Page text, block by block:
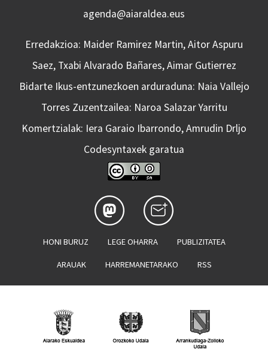
agenda@aiaraldea.eus
Erredakzioa: Maider Ramirez Martin, Aitor Aspuru
Saez, Txabi Alvarado Bañares, Aimar Gutierrez
Bidarte Ikus-entzunezkoen arduraduna: Naia Vallejo
Torres Zuzentzailea: Naroa Salazar Yarritu
Komertzialak: Iera Garaio Ibarrondo, Amrudin Drljo
Codesyntaxek garatua
HONI BURUZ LEGE OHARRA PUBLIZITATEA
ARAUAK HARREMANETARAKO RSS